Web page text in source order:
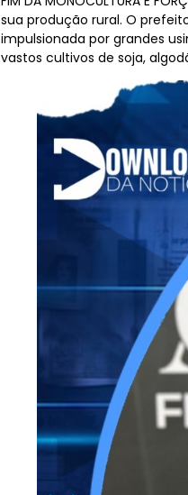
sua produção rural. O
impulsionada por grandes
vastos cultivos de soja,